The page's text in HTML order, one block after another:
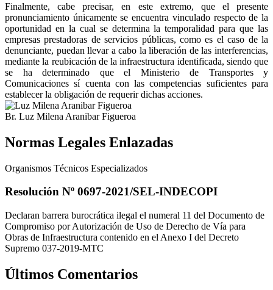
Finalmente, cabe precisar, en este extremo, que el presente
pronunciamiento únicamente se encuentra vinculado respecto de la
oportunidad en la cual se determina la temporalidad para que las
empresas prestadoras de servicios públicas, como es el caso de la
denunciante, puedan llevar a cabo la liberación de las interferencias,
mediante la reubicación de la infraestructura identificada, siendo que
se ha determinado que el Ministerio de Transportes y
Comunicaciones sí cuenta con las competencias suficientes para
establecer la obligación de requerir dichas acciones.
Br. Luz Milena Aranibar Figueroa
Normas Legales Enlazadas
Organismos Técnicos Especializados
Resolución Nº 0697-2021/SEL-INDECOPI
Declaran barrera burocrática ilegal el numeral 11 del Documento de
Compromiso por Autorización de Uso de Derecho de Vía para
Obras de Infraestructura contenido en el Anexo I del Decreto
Supremo 037-2019-MTC
Últimos Comentarios